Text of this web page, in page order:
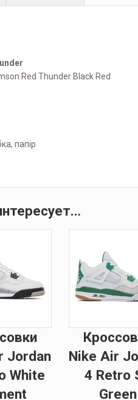
Red Thunder Black Red
папір
Jordan
White
Nike Air
4 Retro
Green